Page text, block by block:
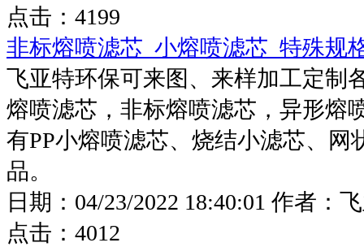
点击： 4199
非标熔喷滤芯_小熔喷滤芯_特殊规
飞亚特环保可来图、来样加工定制
熔喷滤芯，非标熔喷滤芯，异形熔
有PP小熔喷滤芯、烧结小滤芯、网
品。
日期： 04/23/2022 18:40:01 作者：
点击： 4012